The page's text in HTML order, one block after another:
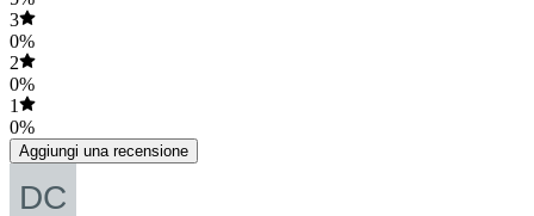
3
0%
2
0%
1
0%
Aggiungi una recensione